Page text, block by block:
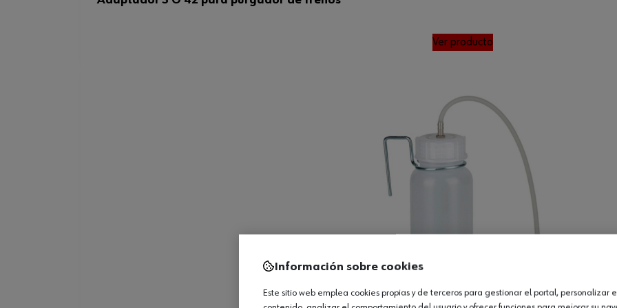
Ver producto
Información sobre cookies
Este sitio web emplea cookies propias y de terceros para gestionar el portal, personalizar